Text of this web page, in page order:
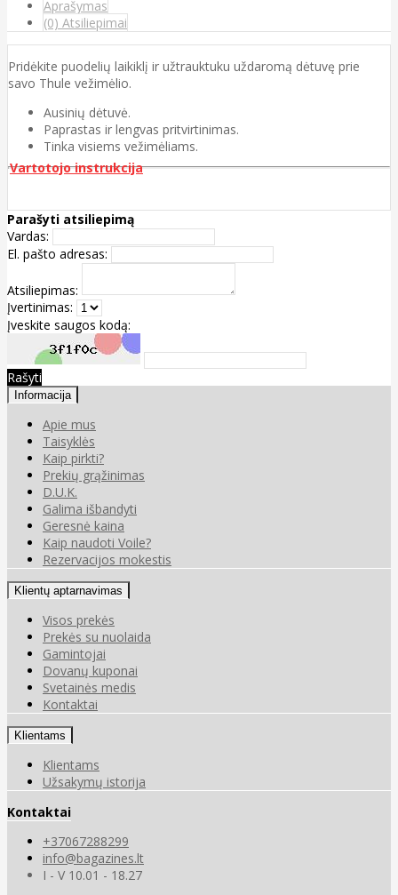
Aprašymas
(0) Atsiliepimai
Pridėkite puodelių laikiklį ir užtrauktuku uždaromą dėtuvę prie
savo Thule vežimėlio.
Ausinių dėtuvė.
Paprastas ir lengvas pritvirtinimas.
Tinka visiems vežimėliams.
Vartotojo instrukcija
Parašyti atsiliepimą
Vardas:
El. pašto adresas:
Atsiliepimas:
Įvertinimas:
Įveskite saugos kodą:
Rašyti
Informacija
Apie mus
Taisyklės
Kaip pirkti?
Prekių grąžinimas
D.U.K.
Galima išbandyti
Geresnė kaina
Kaip naudoti Voile?
Rezervacijos mokestis
Klientų aptarnavimas
Visos prekės
Prekės su nuolaida
Gamintojai
Dovanų kuponai
Svetainės medis
Kontaktai
Klientams
Klientams
Užsakymų istorija
Kontaktai
+37067288299
info@bagazines.lt
I - V 10.01 - 18.27